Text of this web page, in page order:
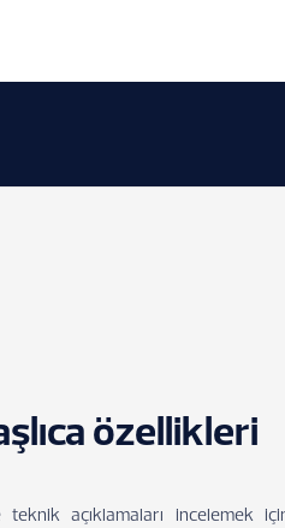
özellikleri
teknik açıklamaları incelemek